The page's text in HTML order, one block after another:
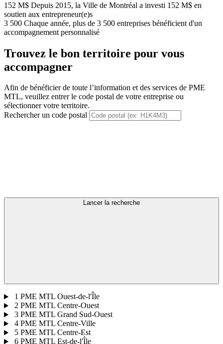
152 M$ Depuis 2015, la Ville de Montréal a investi 152 M$ en
soutien aux entrepreneur(e)s
3 500 Chaque année, plus de 3 500 entreprises bénéficient d'un
accompagnement personnalisé
Trouvez le bon territoire pour vous
accompagner
Afin de bénéficier de toute l’information et des services de PME
MTL, veuillez entrer le code postal de votre entreprise ou
sélectionner votre territoire.
Rechercher un code postal
Lancer la recherche
1 PME MTL Ouest-de-l'Île
2 PME MTL Centre-Ouest
3 PME MTL Grand Sud-Ouest
4 PME MTL Centre-Ville
5 PME MTL Centre-Est
6 PME MTL Est-de-l'Île